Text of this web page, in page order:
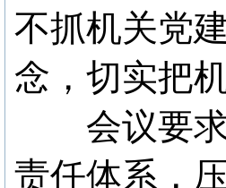
不抓机关党
念，切实把
会议要求
责任体系，